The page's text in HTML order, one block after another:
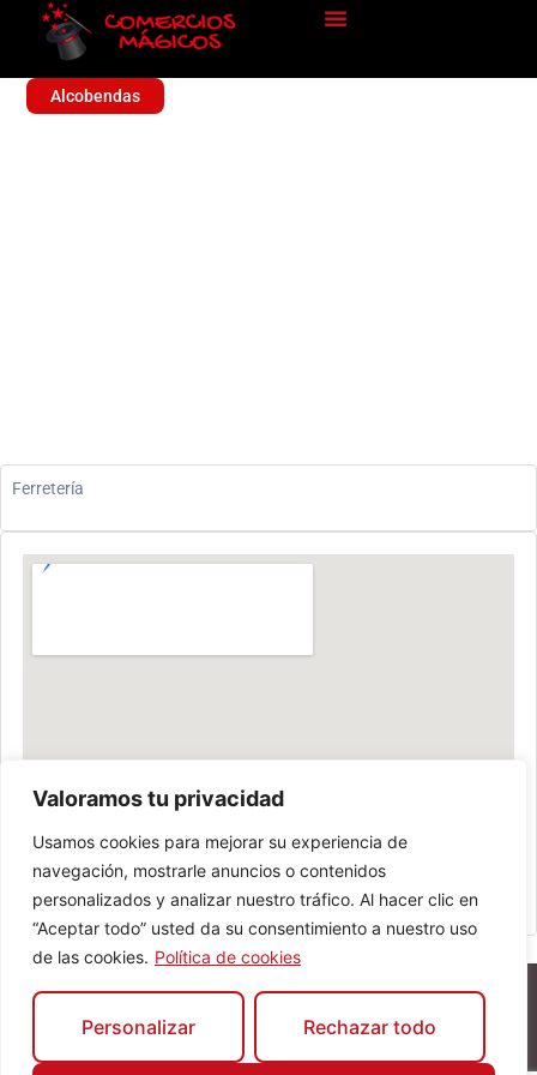
Valoramos tu privacidad
Usamos cookies para mejorar su experiencia de
navegación, mostrarle anuncios o contenidos
personalizados y analizar nuestro tráfico. Al hacer clic en
“Aceptar todo” usted da su consentimiento a nuestro uso
de las cookies. Política de cookies
Personalizar Rechazar todo
Alcobendas
Ferretería